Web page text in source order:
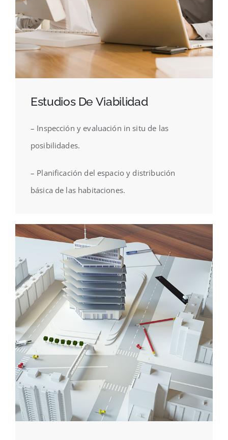
Estudios De Viabilidad
– Inspección y evaluación in situ de las
posibilidades.
– Planificación del espacio y distribución
básica de las habitaciones.